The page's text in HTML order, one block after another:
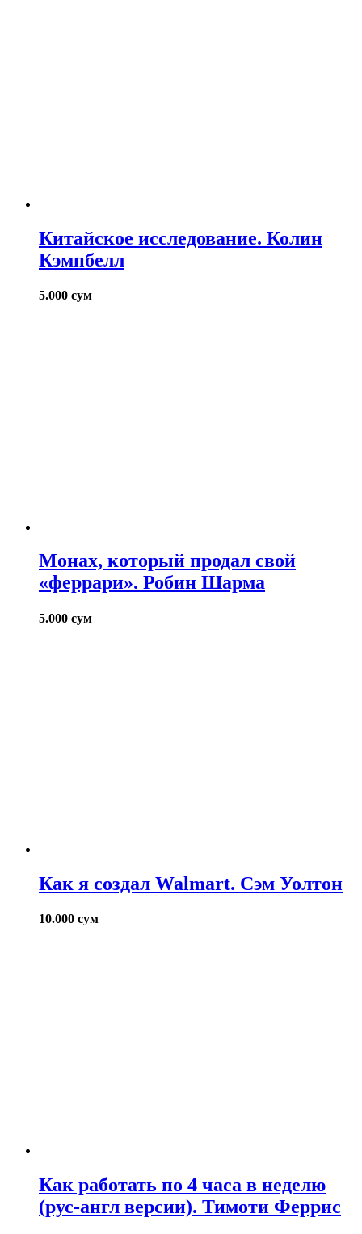
Китайское исследование. Колин
Кэмпбелл
5.000 сум
Монах, который продал свой
«феррари». Робин Шарма
5.000 сум
Как я создал Walmart. Сэм Уолтон
10.000 сум
Как работать по 4 часа в неделю
(рус-англ версии). Тимоти Феррис